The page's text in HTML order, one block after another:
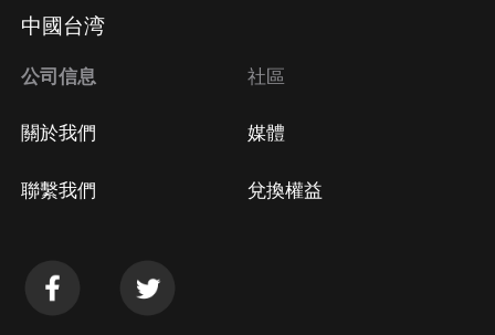
中國台湾
公司信息
關於我們
聯繫我們
社區
媒體
兌換權益